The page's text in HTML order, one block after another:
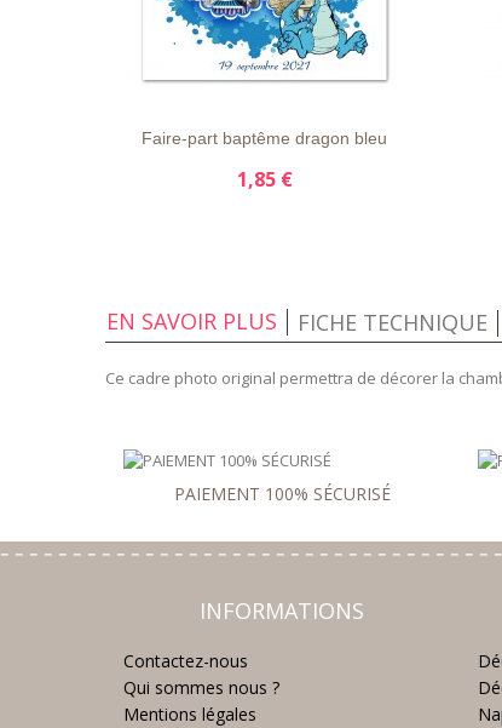
D'ENVIE
APERÇU
RAPIDE
Faire-part baptême dragon bleu
1,85 €
EN SAVOIR PLUS FICHE TECHNIQUE
Ce cadre photo original permettra de décorer la
PAIEMENT 100% SÉCURISÉ
INFORMATIONS
Contactez-nous
Qui sommes nous ?
Mentions légales